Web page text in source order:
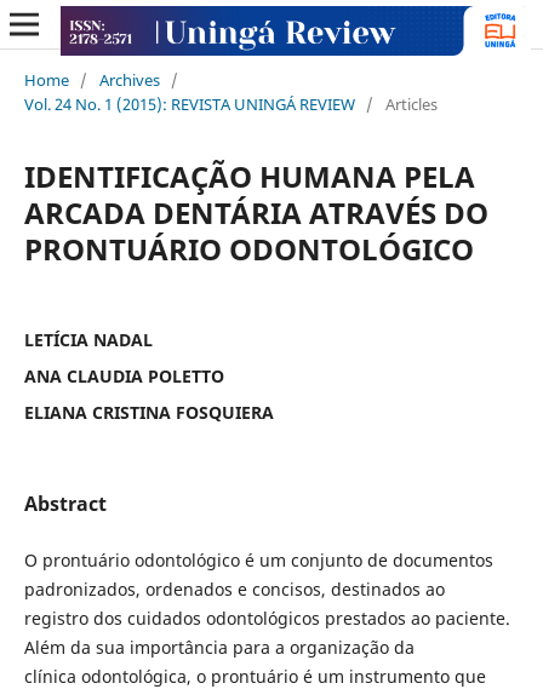
Home / Archives /
Vol. 24 No. 1 (2015): REVISTA UNINGÁ REVIEW / Articles
IDENTIFICAÇÃO HUMANA PELA
ARCADA DENTÁRIA ATRAVÉS DO
PRONTUÁRIO ODONTOLÓGICO
LETÍCIA NADAL
ANA CLAUDIA POLETTO
ELIANA CRISTINA FOSQUIERA
Abstract
O prontuário odontológico é um conjunto de documentos
padronizados, ordenados e concisos, destinados ao
registro dos cuidados odontológicos prestados ao paciente.
Além da sua importância para a organização da
clínica odontológica, o prontuário é um instrumento que